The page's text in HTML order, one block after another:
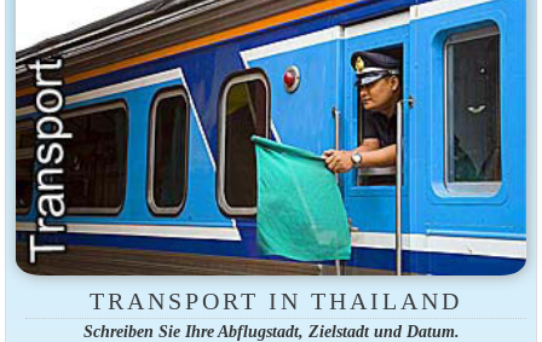
TRANSPORT IN THAILAND
Schreiben Sie Ihre Abflugstadt, Zielstadt und Datum.